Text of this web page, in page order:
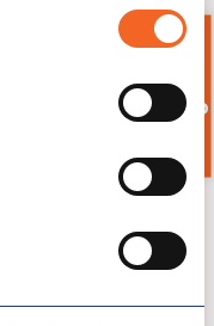
bir ortalamaya
6.5 puan.
Bilgi İste